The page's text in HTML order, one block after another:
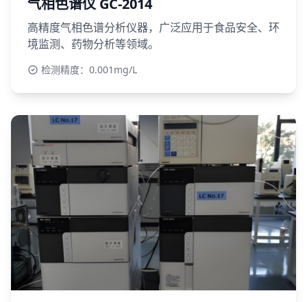
气相色谱仪 GC-2014
高精度气相色谱分析仪器，广泛应用于食品安全、环
境监测、药物分析等领域。
检测精度：0.001mg/L